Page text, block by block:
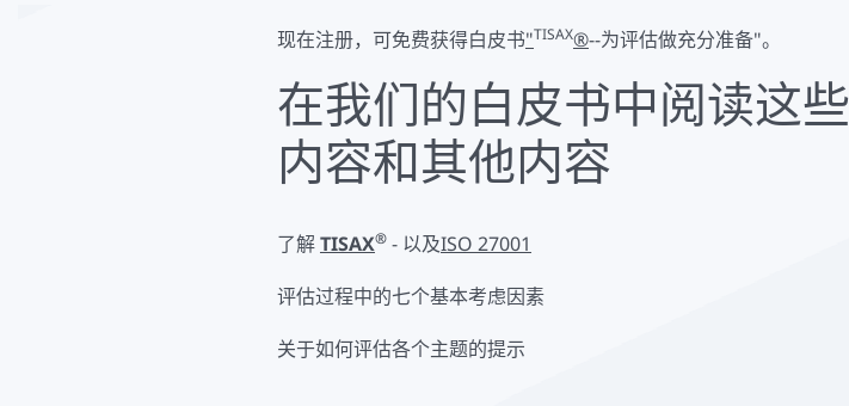
现在注册，可免费获得白皮书"TISAX®--为评估做充分准备"。
在我们的白皮书中阅读这些
内容和其他内容
了解TISAX® - 以及ISO 27001
评估过程中的七个基本考虑因素
关于如何评估各个主题的提示